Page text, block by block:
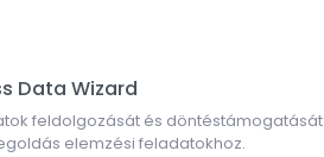
Data Wizard
feldolgozását és döntéstámogatását
elemzési feladatokhoz.